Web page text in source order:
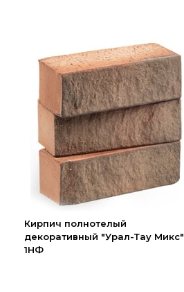
Кирпич полнотелый
декоративный "Урал-Тау Микс"
1НФ